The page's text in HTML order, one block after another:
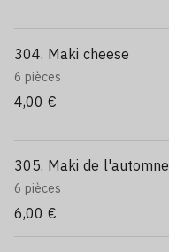
304. Maki cheese
6 pièces
4,00 €
305. Maki de l'automne
6 pièces
6,00 €